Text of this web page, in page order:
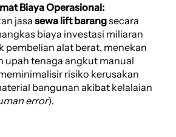
Biaya Operasional:
jasasewa lift barangsecara
biaya investasi miliaran
pembelian alat berat, menekan
upah tenaga angkut manual
risiko kerusakan
bangunan akibat kelalaian
error).